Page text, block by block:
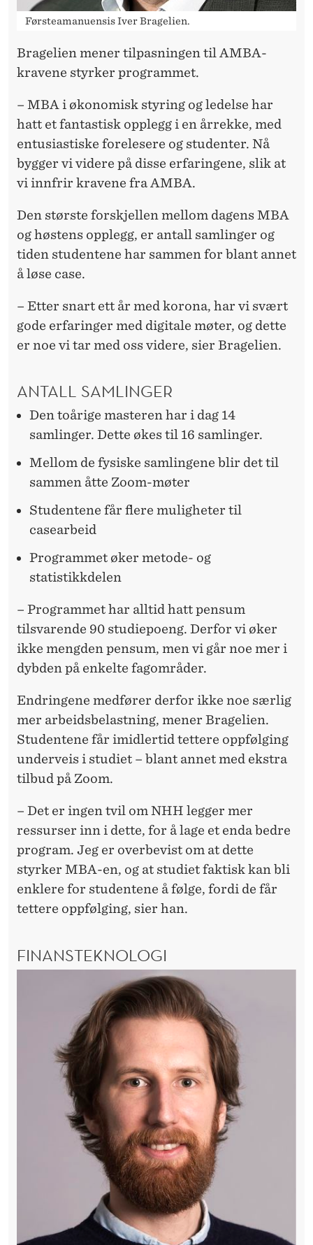
Førsteamanuensis Iver Bragelien.
Bragelien mener tilpasningen til AMBA-
kravene styrker programmet.
– MBA i økonomisk styring og ledelse har
hatt et fantastisk opplegg i en årrekke, med
entusiastiske forelesere og studenter. Nå
bygger vi videre på disse erfaringene, slik at
vi innfrir kravene fra AMBA.
Den største forskjellen mellom dagens MBA
og høstens opplegg, er antall samlinger og
tiden studentene har sammen for blant annet
å løse case.
– Etter snart ett år med korona, har vi svært
gode erfaringer med digitale møter, og dette
er noe vi tar med oss videre, sier Bragelien.
ANTALL SAMLINGER
Den toårige masteren har i dag 14
samlinger. Dette økes til 16 samlinger.
Mellom de fysiske samlingene blir det til
sammen åtte Zoom-møter
Studentene får flere muligheter til
casearbeid
Programmet øker metode- og
statistikkdelen
– Programmet har alltid hatt pensum
tilsvarende 90 studiepoeng. Derfor vi øker
ikke mengden pensum, men vi går noe mer i
dybden på enkelte fagområder.
Endringene medfører derfor ikke noe særlig
mer arbeidsbelastning, mener Bragelien.
Studentene får imidlertid tettere oppfølging
underveis i studiet – blant annet med ekstra
tilbud på Zoom.
– Det er ingen tvil om NHH legger mer
ressurser inn i dette, for å lage et enda bedre
program. Jeg er overbevist om at dette
styrker MBA-en, og at studiet faktisk kan bli
enklere for studentene å følge, fordi de får
tettere oppfølging, sier han.
FINANSTEKNOLOGI